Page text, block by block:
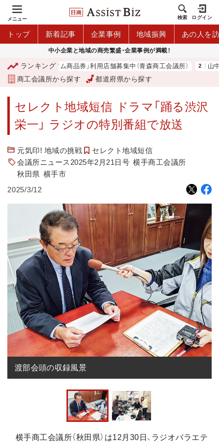
メニュー 検索 ログイン
トップ 新着記事 企業事例 地域振興 あの人を
中小企業と地域の商売繁盛・企業事例が満載！
ランキング
「青森市プレミアム商品券」利用店舗募集中（青森商工会議所） 山中伸
商工会議所から探す 都道府県から探す
セレクト地域短信 ドラマ「踊る渋沢
栄一」 ラジオの特別番組で放送
元気印! 地域の挑戦
セレクト地域短信
会議所ニュース2025年2月21日号 横手商工会議所
秋田県 横手市
2025/3/12
渡部会頭の収録風景
横手商工会議所（秋田県）は12月30日、ラジオバラエテ